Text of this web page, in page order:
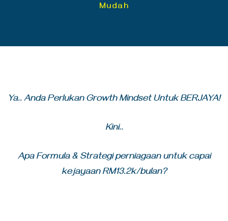
Mudah
Ya.. Anda Perlukan Growth Mindset Untuk BERJAYA!
Kini..
Apa Formula & Strategi perniagaan untuk capai
kejayaan RM13.2k/bulan?